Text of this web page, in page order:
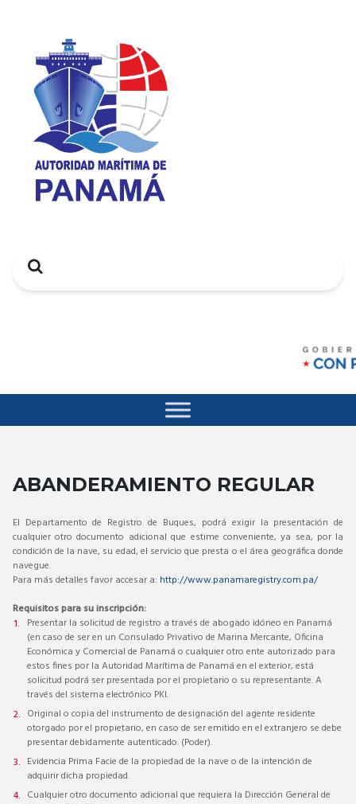
Search
ABANDERAMIENTO REGULAR
El Departamento de Registro de Buques, podrá exigir la presentación de
cualquier otro documento adicional que estime conveniente, ya sea, por la
condición de la nave, su edad, el servicio que presta o el área geográfica donde
navegue.
Para más detalles favor accesar a: http://www.panamaregistry.com.pa/
Requisitos para su inscripción:
Presentar la solicitud de registro a través de abogado idóneo en Panamá
(en caso de ser en un Consulado Privativo de Marina Mercante, Oficina
Económica y Comercial de Panamá o cualquier otro ente autorizado para
estos fines por la Autoridad Marítima de Panamá en el exterior, está
solicitud podrá ser presentada por el propietario o su representante. A
través del sistema electrónico PKI.
Original o copia del instrumento de designación del agente residente
otorgado por el propietario, en caso de ser emitido en el extranjero se debe
presentar debidamente autenticado. (Poder).
Evidencia Prima Facie de la propiedad de la nave o de la intención de
adquirir dicha propiedad.
Cualquier otro documento adicional que requiera la Dirección General de